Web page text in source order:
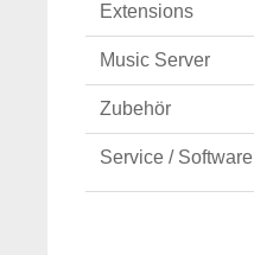
Extensions
Music Server
Zubehör
Service / Software